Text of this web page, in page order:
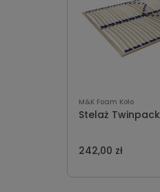
M&K Foam Koło
Stelaż Twinpack
242,00 zł